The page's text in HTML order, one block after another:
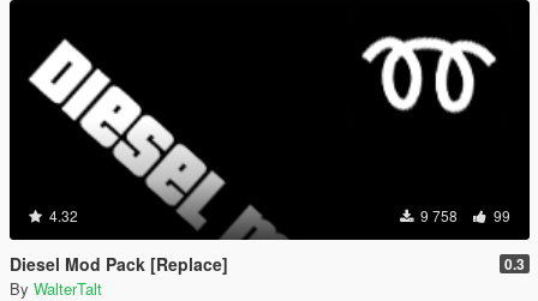
4.32 9 758 99
Diesel Mod Pack [Replace] 0.3
By WalterTalt